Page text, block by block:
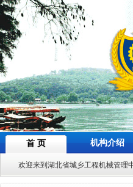
首 页 机构介绍
欢迎来到湖北省城乡工程机械管理